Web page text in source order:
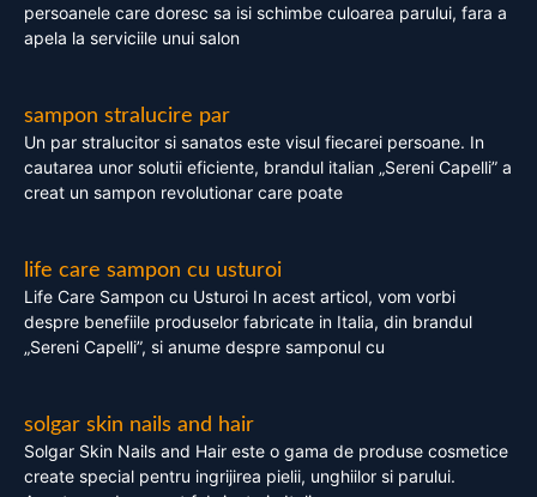
persoanele care doresc sa isi schimbe culoarea parului, fara a
apela la serviciile unui salon
sampon stralucire par
Un par stralucitor si sanatos este visul fiecarei persoane. In
cautarea unor solutii eficiente, brandul italian „Sereni Capelli” a
creat un sampon revolutionar care poate
life care sampon cu usturoi
Life Care Sampon cu Usturoi In acest articol, vom vorbi
despre benefiile produselor fabricate in Italia, din brandul
„Sereni Capelli”, si anume despre samponul cu
solgar skin nails and hair
Solgar Skin Nails and Hair este o gama de produse cosmetice
create special pentru ingrijirea pielii, unghiilor si parului.